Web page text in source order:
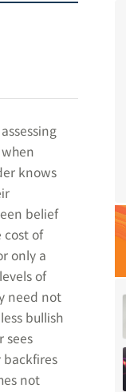
knows
belief
cost of
only a
of
need not
bullish
sees
backfires
not